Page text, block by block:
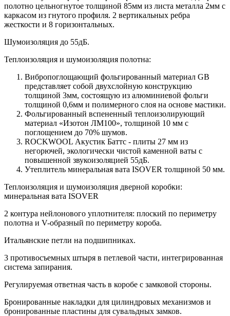
полотно цельногнутое толщиной 85мм из листа металла 2мм c
каркасом из гнутого профиля. 2 вертикальных ребра
жесткости и 8 горизонтальных.
Шумоизоляция до 55дБ.
Теплоизоляция и шумоизоляция полотна:
Вибропоглощающий фольгированный материал GB
представляет собой двухслойную конструкцию
толщиной 3мм, состоящую из алюминиевой фольги
толщиной 0,6мм и полимерного слоя на основе мастики.
Фольгированный вспененный теплоизолирующий
материал «Изотон ЛМ100», толщиной 10 мм с
поглощением до 70% шумов.
ROCKWOOL Акустик Баттс - плиты 27 мм из
негорючей, экологически чистой каменной ваты с
повышенной звукоизоляцией 55дБ.
Утеплитель минеральная вата ISOVER толщиной 50 мм.
Теплоизоляция и шумоизоляция дверной коробки:
минеральная вата ISOVER
2 контура нейлонового уплотнителя: плоский по периметру
полотна и V-образный по периметру короба.
Итальянские петли на подшипниках.
3 противосъемных штыря в петлевой части, интегрированная
система запирания.
Регулируемая ответная часть в коробе с замковой стороны.
Бронированные накладки для цилиндровых механизмов и
бронированные пластины для сувальдных замков.